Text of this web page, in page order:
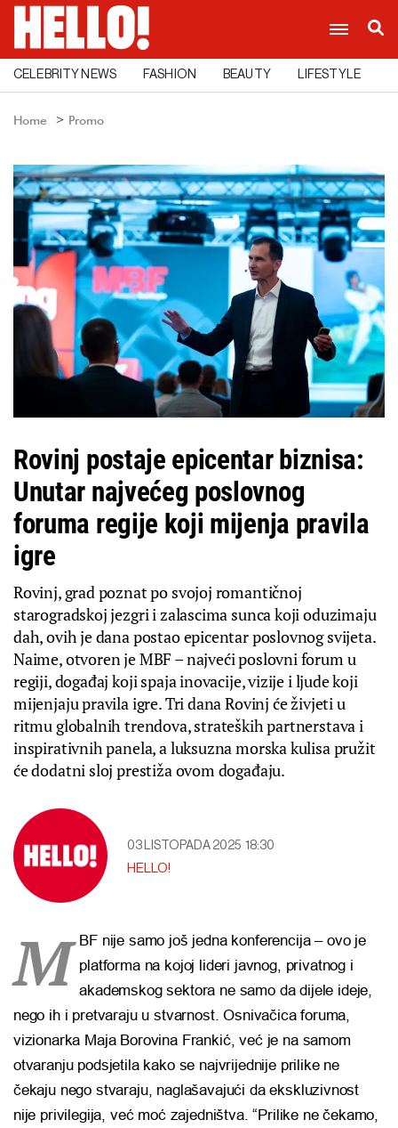
CELEBRITY NEWS FASHION BEAUTY LIFESTYLE
Home Promo
Rovinj postaje epicentar biznisa:
Unutar najvećeg poslovnog
foruma regije koji mijenja pravila
igre
Rovinj, grad poznat po svojoj romantičnoj
starogradskoj jezgri i zalascima sunca koji oduzimaju
dah, ovih je dana postao epicentar poslovnog svijeta.
Naime, otvoren je MBF – najveći poslovni forum u
regiji, događaj koji spaja inovacije, vizije i ljude koji
mijenjaju pravila igre. Tri dana Rovinj će živjeti u
ritmu globalnih trendova, strateških partnerstava i
inspirativnih panela, a luksuzna morska kulisa pružit
će dodatni sloj prestiža ovom događaju.
03 LISTOPADA 2025 18:30
HELLO!
M
BF nije samo još jedna konferencija – ovo je
platforma na kojoj lideri javnog, privatnog i
akademskog sektora ne samo da dijele ideje,
nego ih i pretvaraju u stvarnost. Osnivačica foruma,
vizionarka Maja Borovina Frankić, već je na samom
otvaranju podsjetila kako se najvrijednije prilike ne
čekaju nego stvaraju, naglašavajući da ekskluzivnost
nije privilegija, već moć zajedništva. “Prilike ne čekamo,